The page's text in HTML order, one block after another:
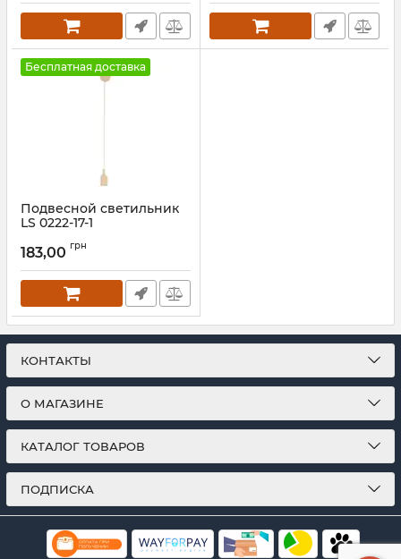
Бесплатная доставка
Подвесной светильник
LS 0222-17-1
183,00 грн
КОНТАКТЫ
О МАГАЗИНЕ
КАТАЛОГ ТОВАРОВ
ПОДПИСКА